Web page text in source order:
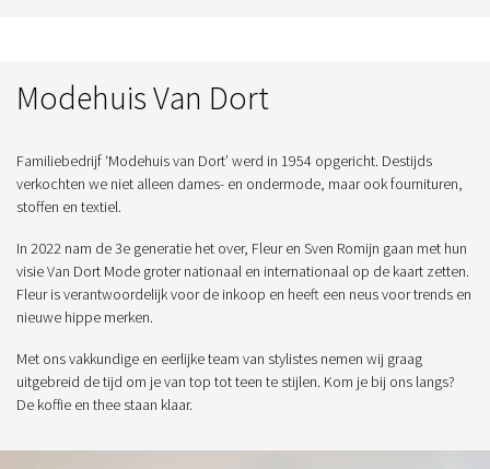
Modehuis Van Dort
Familiebedrijf ‘Modehuis van Dort’ werd in 1954 opgericht. Destijds
verkochten we niet alleen dames- en ondermode, maar ook fournituren,
stoffen en textiel.
In 2022 nam de 3e generatie het over, Fleur en Sven Romijn gaan met hun
visie Van Dort Mode groter nationaal en internationaal op de kaart zetten.
Fleur is verantwoordelijk voor de inkoop en heeft een neus voor trends en
nieuwe hippe merken.
Met ons vakkundige en eerlijke team van stylistes nemen wij graag
uitgebreid de tijd om je van top tot teen te stijlen. Kom je bij ons langs?
De koffie en thee staan klaar.